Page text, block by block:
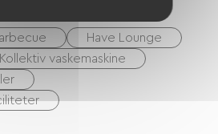
Have Lounge
Kollektiv vaskemaskine